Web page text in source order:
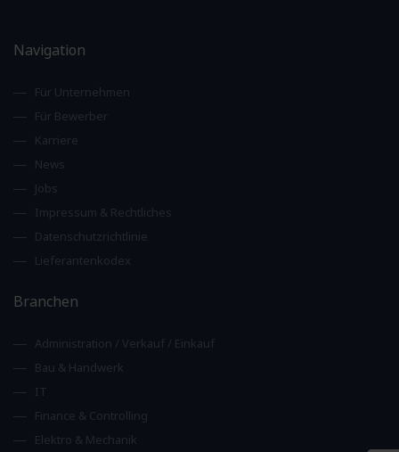
Navigation
Für Unternehmen
Für Bewerber
Karriere
News
Jobs
Impressum & Rechtliches
Datenschutzrichtlinie
Lieferantenkodex
Branchen
Administration / Verkauf / Einkauf
Bau & Handwerk
IT
Finance & Controlling
Elektro & Mechanik